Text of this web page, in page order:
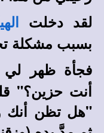
لقد دخلت
بسبب مشكلة
فجأة ظهر لي
أنت حزين؟"
"هل تظن أنك